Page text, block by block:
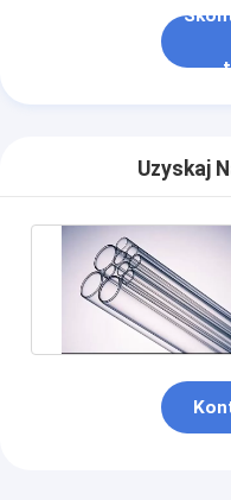
Uzyskaj